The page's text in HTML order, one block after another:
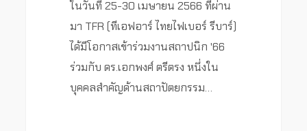
ในวันที่ 25-30 เมษายน 2566 ที่ผ่าน
มา TFR (ทีเอฟอาร์ ไทยไฟเบอร์ รีบาร์)
ได้มีโอกาสเข้าร่วมงานสถาปนิก '66
ร่วมกับ ดร.เอกพงศ์ ตรีตรง หนึ่งใน
บุคคลสำคัญด้านสถาปัตยกรรม…